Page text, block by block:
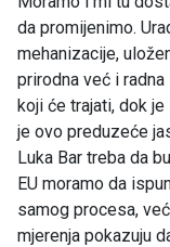
da promijenimo.
mehanizacije,
prirodna već i
koji će trajati, dok
je ovo preduzeće
Luka Bar treba da
EU moramo da
samog procesa,
mjerenja pokazuju